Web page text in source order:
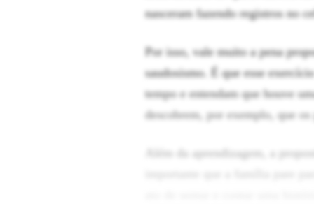
nasceram fazendo registros no
Por isso, vale muito a pena
saudosismo. É que esse
tempo e entendam que houve
descobrem, por exemplo, que
Além da aprendizagem, a